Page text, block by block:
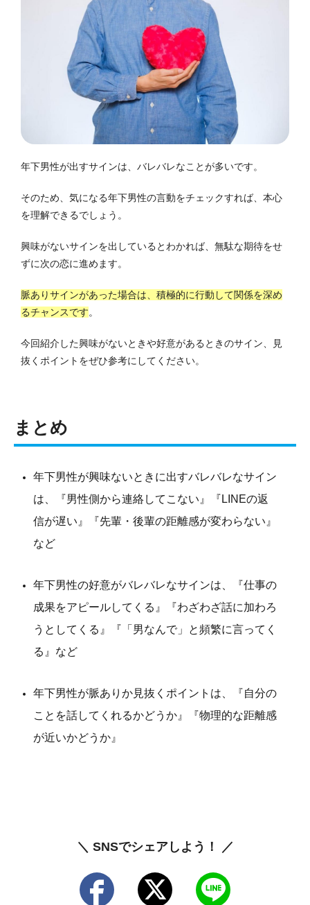
年下男性が出すサインは、バレバレなことが多いです。
そのため、気になる年下男性の言動をチェックすれば、本心
を理解できるでしょう。
興味がないサインを出しているとわかれば、無駄な期待をせ
ずに次の恋に進めます。
脈ありサインがあった場合は、積極的に行動して関係を深め
るチャンスです。
今回紹介した興味がないときや好意があるときのサイン、見
抜くポイントをぜひ参考にしてください。
まとめ
年下男性が興味ないときに出すバレバレなサイン
は、『男性側から連絡してこない』『LINEの返
信が遅い』『先輩・後輩の距離感が変わらない』
など
年下男性の好意がバレバレなサインは、『仕事の
成果をアピールしてくる』『わざわざ話に加わろ
うとしてくる』『「男なんで」と頻繁に言ってく
る』など
年下男性が脈ありか見抜くポイントは、『自分の
ことを話してくれるかどうか』『物理的な距離感
が近いかどうか』
＼ SNSでシェアしよう！ ／